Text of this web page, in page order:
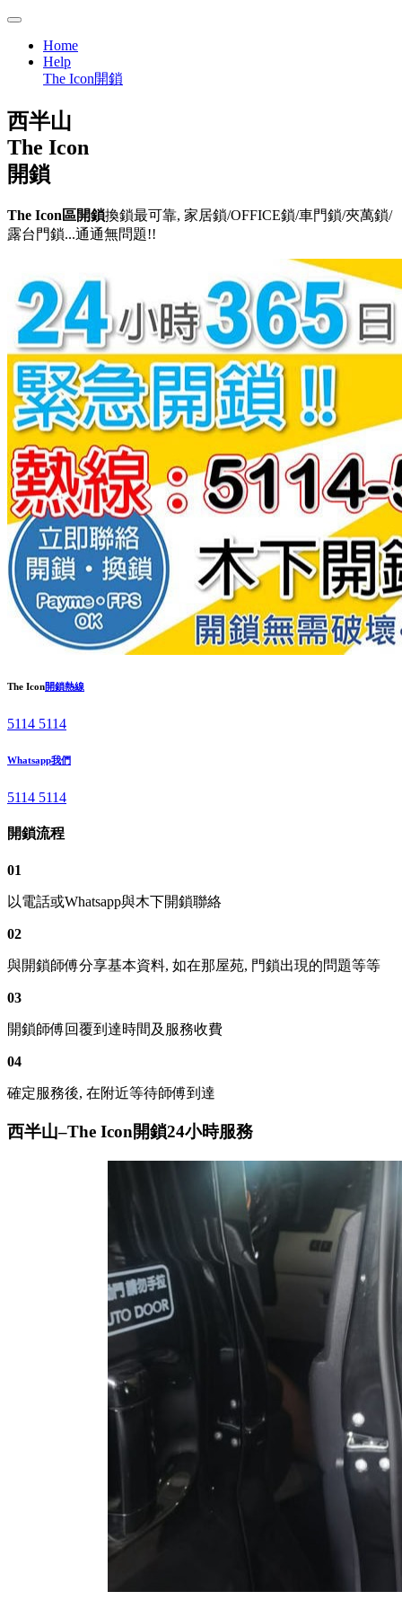
Home
Help
The Icon開鎖
西半山
The Icon
開鎖
The Icon區開鎖換鎖最可靠, 家居鎖/OFFICE鎖/車門鎖/夾萬鎖/
露台門鎖...通通無問題!!
The Icon開鎖熱線
5114 5114
Whatsapp我們
5114 5114
開鎖流程
01
以電話或Whatsapp與木下開鎖聯絡
02
與開鎖師傅分享基本資料, 如在那屋苑, 門鎖出現的問題等等
03
開鎖師傅回覆到達時間及服務收費
04
確定服務後, 在附近等待師傅到達
西半山–The Icon開鎖24小時服務